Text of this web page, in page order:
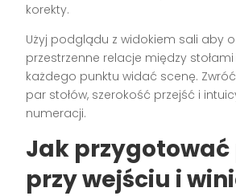
korekty.
Użyj podglądu z widokiem sali aby
przestrzenne relacje między
każdego punktu widać scenę.
par stołów, szerokość przejść i
numeracji.
Jak
przy wejściu i